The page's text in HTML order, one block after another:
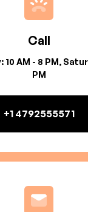
Call
10 AM - 8 PM,
PM
+1 4792555571